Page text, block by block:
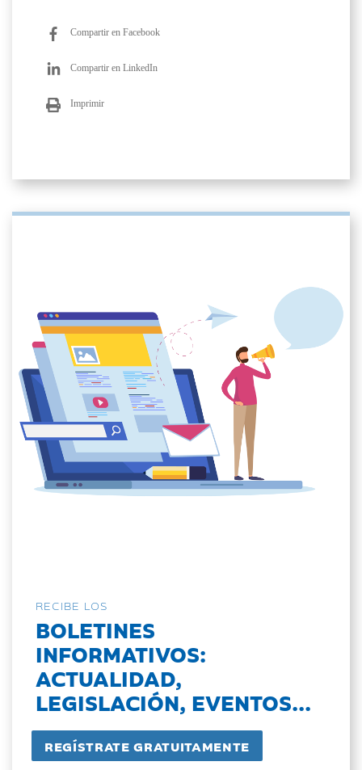
Compartir en Facebook
Compartir en LinkedIn
Imprimir
RECIBE LOS
BOLETINES
INFORMATIVOS:
ACTUALIDAD,
LEGISLACIÓN, EVENTOS...